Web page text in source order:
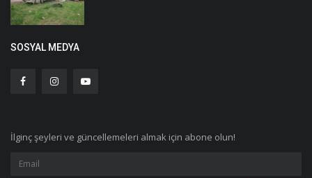
SOSYAL MEDYA
İlginç şeyleri ve güncellemeleri almak için abone olun!